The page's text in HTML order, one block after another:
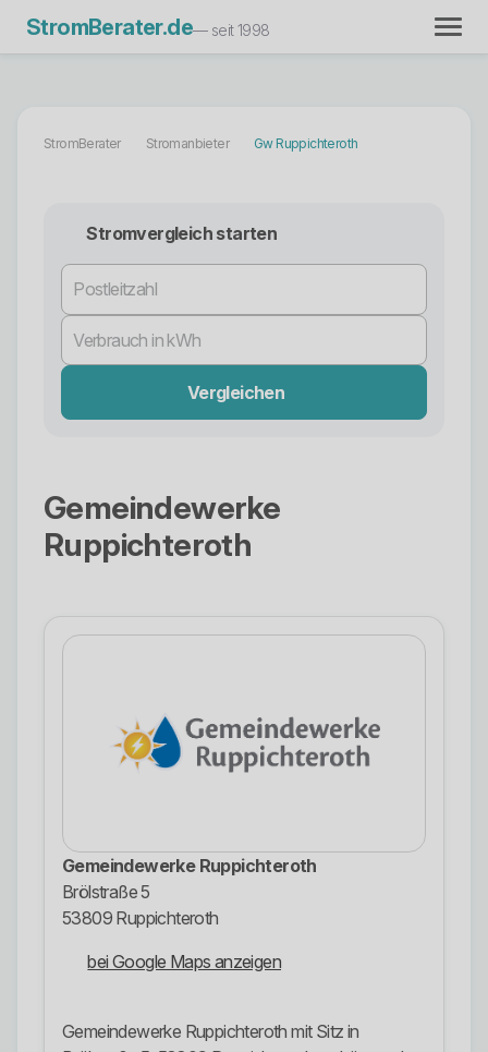
StromBerater.de— seit 1998
StromBerater Stromanbieter Gw Ruppichteroth
Stromvergleich starten
Vergleichen
Gemeindewerke
Ruppichteroth
Gemeindewerke Ruppichteroth
Brölstraße 5
53809 Ruppichteroth
bei Google Maps anzeigen
Gemeindewerke Ruppichteroth mit Sitz in